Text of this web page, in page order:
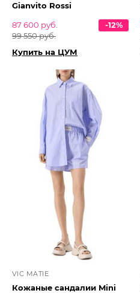
Gianvito Rossi
87 600 руб.
99 550 руб.
-12%
Купить на ЦУМ
VIC MATIE
Кожаные сандалии Mini